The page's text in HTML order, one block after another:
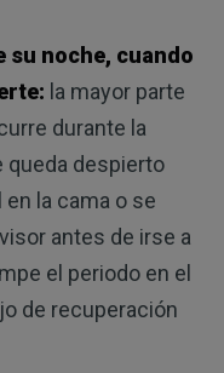
su noche, cuando
la mayor parte
durante la
queda despierto
la cama o se
antes de irse a
el periodo en el
de recuperación